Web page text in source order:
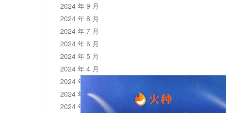
2024 年 9 月
2024 年 8 月
2024 年 7 月
2024 年 6 月
2024 年 5 月
2024 年 4 月
2024 年 3 月
2024 年 2 月
2024 年 1 月